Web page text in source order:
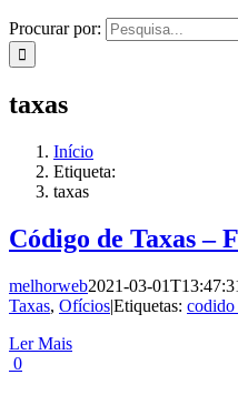
Procurar por:
taxas
Início
Etiqueta:
taxas
Código de Taxas –
melhorweb2021-03-
Taxas, Ofícios|Etiquetas: codido
Ler Mais
0